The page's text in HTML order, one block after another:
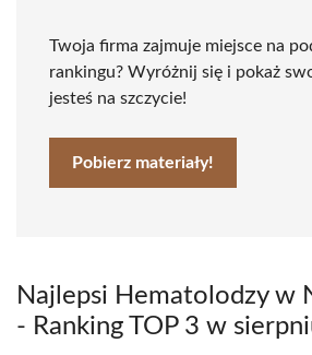
Twoja firma zajmuje miejsce na
rankingu? Wyróżnij się i pokaż
jesteś na szczycie!
Pobierz materiały!
Najlepsi Hematolodzy w
- Ranking TOP 3 w